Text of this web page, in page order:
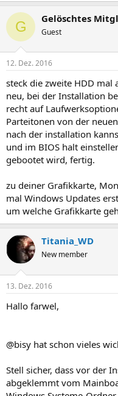
G Gelöschtes
Guest
12. Dez. 2016
steck die zweite HDD
neu, bei der Installation
recht auf
Parteitonen von der
nach der installation
und im BIOS halt
gebootet wird, fertig.
zu deiner Grafikkarte,
mal Windows Updates
um welche Grafikkarte
Titania_WD
New member
13. Dez. 2016
Hallo farwel,
@bisy hat schon vieles
Stell sicher, dass vor der
abgeklemmt vom